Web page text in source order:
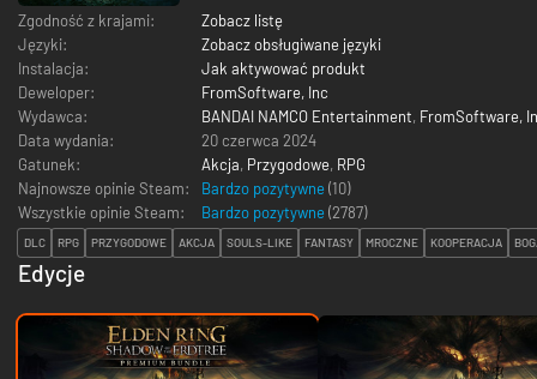
Zgodność z krajami:
Zobacz listę
Języki:
Zobacz obsługiwane języki
Instalacja:
Jak aktywować produkt
Deweloper:
FromSoftware, Inc
Wydawca:
BANDAI NAMCO Entertainment, FromSoftware,
Data wydania:
20 czerwca 2024
Gatunek:
Akcja, Przygodowe, RPG
Najnowsze opinie Steam:
Bardzo pozytywne (10)
Wszystkie opinie Steam:
Bardzo pozytywne (2787)
DLC RPG PRZYGODOWE AKCJA SOULS-LIKE FANTASY MROCZNE KOOPERACJA
Edycje